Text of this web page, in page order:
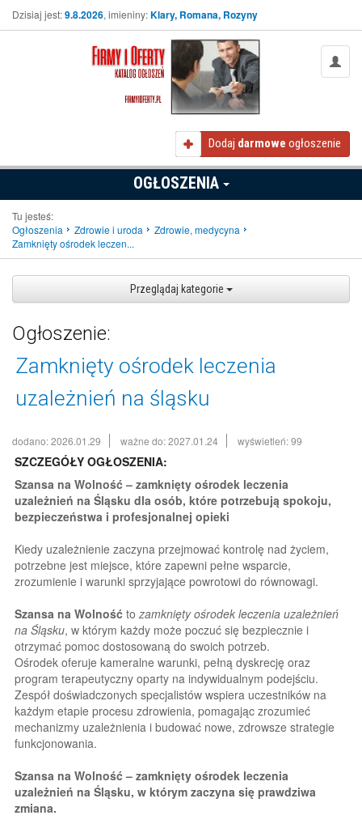
Dzisiaj jest:9.8.2026, imieniny:Klary, Romana, Rozyny
Dodaj darmowe ogłoszenie
OGŁOSZENIA
Tu jesteś:
Ogłoszenia
Zdrowie i uroda
Zdrowie, medycyna
Zamknięty ośrodek leczen...
Przeglądaj kategorie
Ogłoszenie:
Zamknięty ośrodek leczenia
uzależnień na śląsku
dodano: 2026.01.29 ważne do: 2027.01.24 wyświetleń: 99
SZCZEGÓŁY OGŁOSZENIA:
Szansa na Wolność – zamknięty ośrodek leczenia
uzależnień na Śląsku dla osób, które potrzebują spokoju,
bezpieczeństwa i profesjonalnej opieki
Kiedy uzależnienie zaczyna przejmować kontrolę nad życiem,
potrzebne jest miejsce, które zapewni pełne wsparcie,
zrozumienie i warunki sprzyjające powrotowi do równowagi.
Szansa na Wolność tozamknięty ośrodek leczenia uzależnień
na Śląsku, w którym każdy może poczuć się bezpiecznie i
otrzymać pomoc dostosowaną do swoich potrzeb.
Ośrodek oferuje kameralne warunki, pełną dyskrecję oraz
program terapeutyczny oparty na indywidualnym podejściu.
Zespół doświadczonych specjalistów wspiera uczestników na
każdym etapie procesu zdrowienia, pomagając zrozumieć
mechanizmy uzależnienia i budować nowe, zdrowsze strategie
funkcjonowania.
Szansa na Wolność – zamknięty ośrodek leczenia
uzależnień na Śląsku, w którym zaczyna się prawdziwa
zmiana.